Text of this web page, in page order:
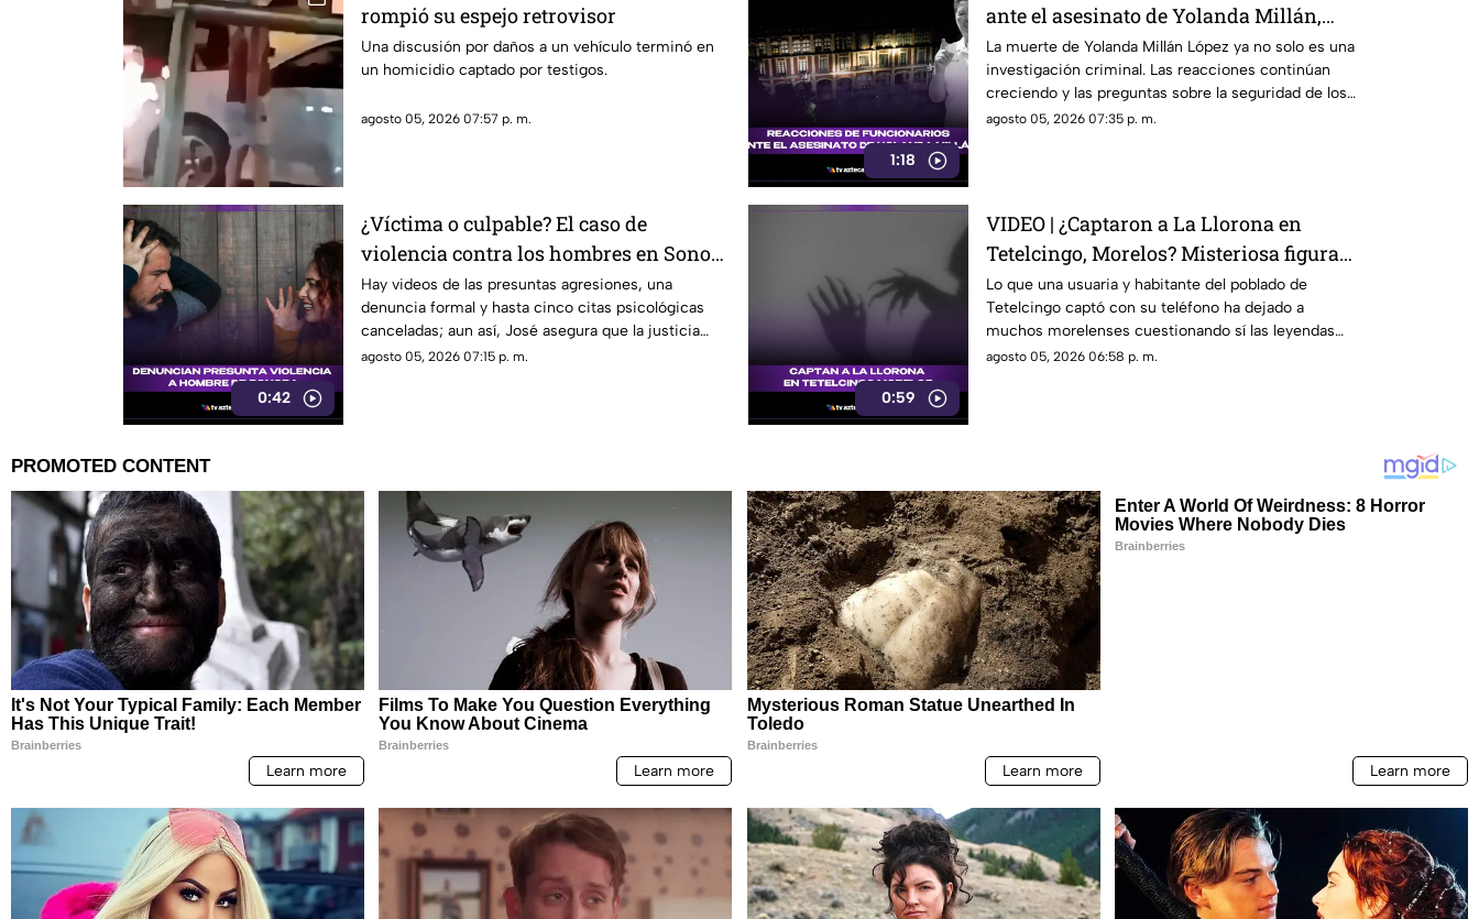
rompió su espejo retrovisor
Una discusión por daños a un vehículo terminó en
un homicidio captado por testigos.
agosto 05, 2026 07:57 p. m.
1:18
ante el asesinato de Yolanda Millán,
ayudante municipal de Tepetzingo
La muerte de Yolanda Millán López ya no solo es una
investigación criminal. Las reacciones continúan
creciendo y las preguntas sobre la seguridad de los
funcionarios municipales en Morelos son cada vez
agosto 05, 2026 07:35 p. m.
0:42
¿Víctima o culpable? El caso de
violencia contra los hombres en Sonora
que está generando conversación en
redes sociales
Hay videos de las presuntas agresiones, una
denuncia formal y hasta cinco citas psicológicas
canceladas; aun así, José asegura que la justicia
sigue sin llegar.
agosto 05, 2026 07:15 p. m.
0:59
VIDEO | ¿Captaron a La Llorona en
Tetelcingo, Morelos? Misteriosa figura y
lamentos en Tetelcingo, Morelos,
estremecen las redes
Lo que una usuaria y habitante del poblado de
Tetelcingo captó con su teléfono ha dejado a
muchos morelenses cuestionando sí las leyendas
que se han contado de generación en generación
agosto 05, 2026 06:58 p. m.